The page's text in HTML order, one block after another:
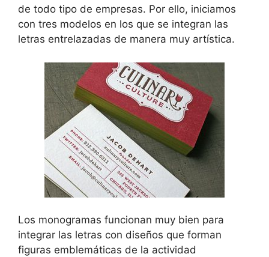
de todo tipo de empresas. Por ello, iniciamos
con tres modelos en los que se integran las
letras entrelazadas de manera muy artística.
Los monogramas funcionan muy bien para
integrar las letras con diseños que forman
figuras emblemáticas de la actividad